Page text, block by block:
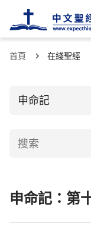
首頁 在綫聖經
申命記
舊約聖經
創世記
申命記
撒母耳記上
申命記：第